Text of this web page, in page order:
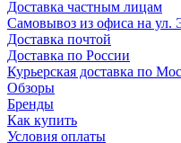
Доставка частным лицам
Самовывоз из офиса на ул.
Доставка почтой
Доставка по России
Курьерская доставка по
Обзоры
Бренды
Как купить
Условия оплаты